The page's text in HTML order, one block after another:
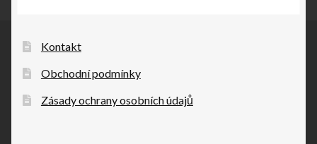
Kontakt
Obchodní podmínky
Zásady ochrany osobních údajů